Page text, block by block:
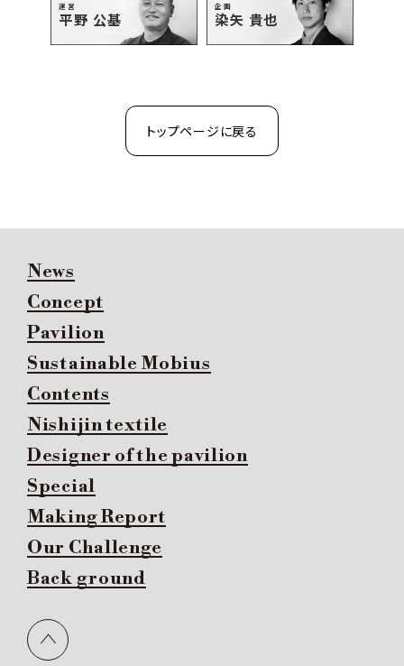
運営
平野 公基
企画
染矢 貴也
トップページに戻る
News
Concept
Pavilion
Sustainable Mobius
Contents
Nishijin textile
Designer of the pavilion
Special
Making Report
Our Challenge
Back ground